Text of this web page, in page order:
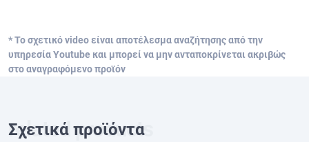
* Το σχετικό video είναι αποτέλεσμα αναζήτησης από την
υπηρεσία Youtube και μπορεί να μην ανταποκρίνεται ακριβώς
στο αναγραφόμενο προϊόν
Σχετικά προϊόντα